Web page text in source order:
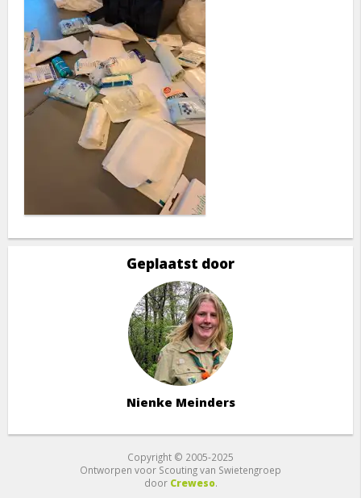
Geplaatst door
Nienke Meinders
Copyright © 2005-2025
Ontworpen voor Scouting van Swietengroep
door Creweso.